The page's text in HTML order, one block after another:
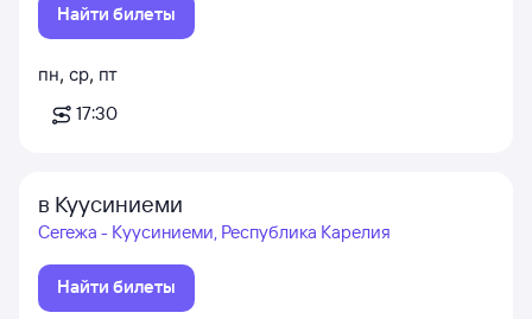
Найти билеты
пн, ср, пт
17:30
в Куусиниеми
Сегежа - Куусиниеми, Республика Карелия
Найти билеты